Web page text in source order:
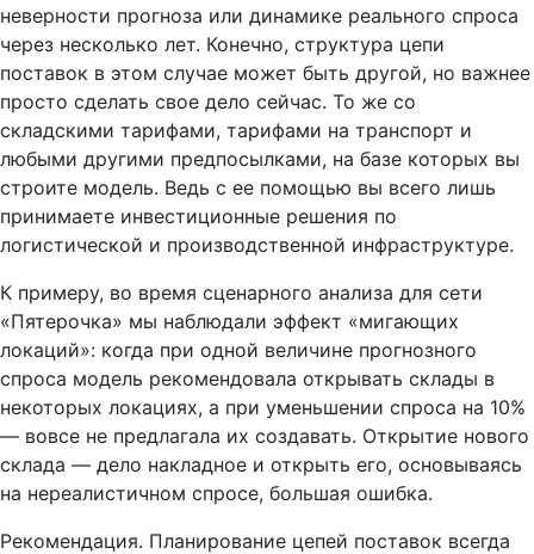
неверности прогноза или динамике реального спроса
через несколько лет. Конечно, структура цепи
поставок в этом случае может быть другой, но важнее
просто сделать свое дело сейчас. То же со
складскими тарифами, тарифами на транспорт и
любыми другими предпосылками, на базе которых вы
строите модель. Ведь с ее помощью вы всего лишь
принимаете инвестиционные решения по
логистической и производственной инфраструктуре.
К примеру, во время сценарного анализа для сети
«Пятерочка» мы наблюдали эффект «мигающих
локаций»: когда при одной величине прогнозного
спроса модель рекомендовала открывать склады в
некоторых локациях, а при уменьшении спроса на 10%
— вовсе не предлагала их создавать. Открытие нового
склада — дело накладное и открыть его, основываясь
на нереалистичном спросе, большая ошибка.
Рекомендация. Планирование цепей поставок всегда